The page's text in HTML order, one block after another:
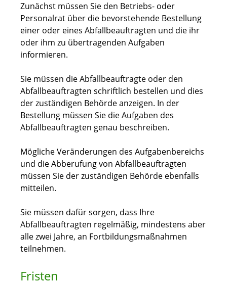
Zunächst müssen Sie den Betriebs- oder
Personalrat über die bevorstehende Bestellung
einer oder eines Abfallbeauftragten und die ihr
oder ihm zu übertragenden Aufgaben
informieren.
Sie müssen die Abfallbeauftragte oder den
Abfallbeauftragten schriftlich bestellen und dies
der zuständigen Behörde anzeigen. In der
Bestellung müssen Sie die Aufgaben des
Abfallbeauftragten genau beschreiben.
Mögliche Veränderungen des Aufgabenbereichs
und die Abberufung von Abfallbeauftragten
müssen Sie der zuständigen Behörde ebenfalls
mitteilen.
Sie müssen dafür sorgen, dass Ihre
Abfallbeauftragten regelmäßig, mindestens aber
alle zwei Jahre, an Fortbildungsmaßnahmen
teilnehmen.
Fristen